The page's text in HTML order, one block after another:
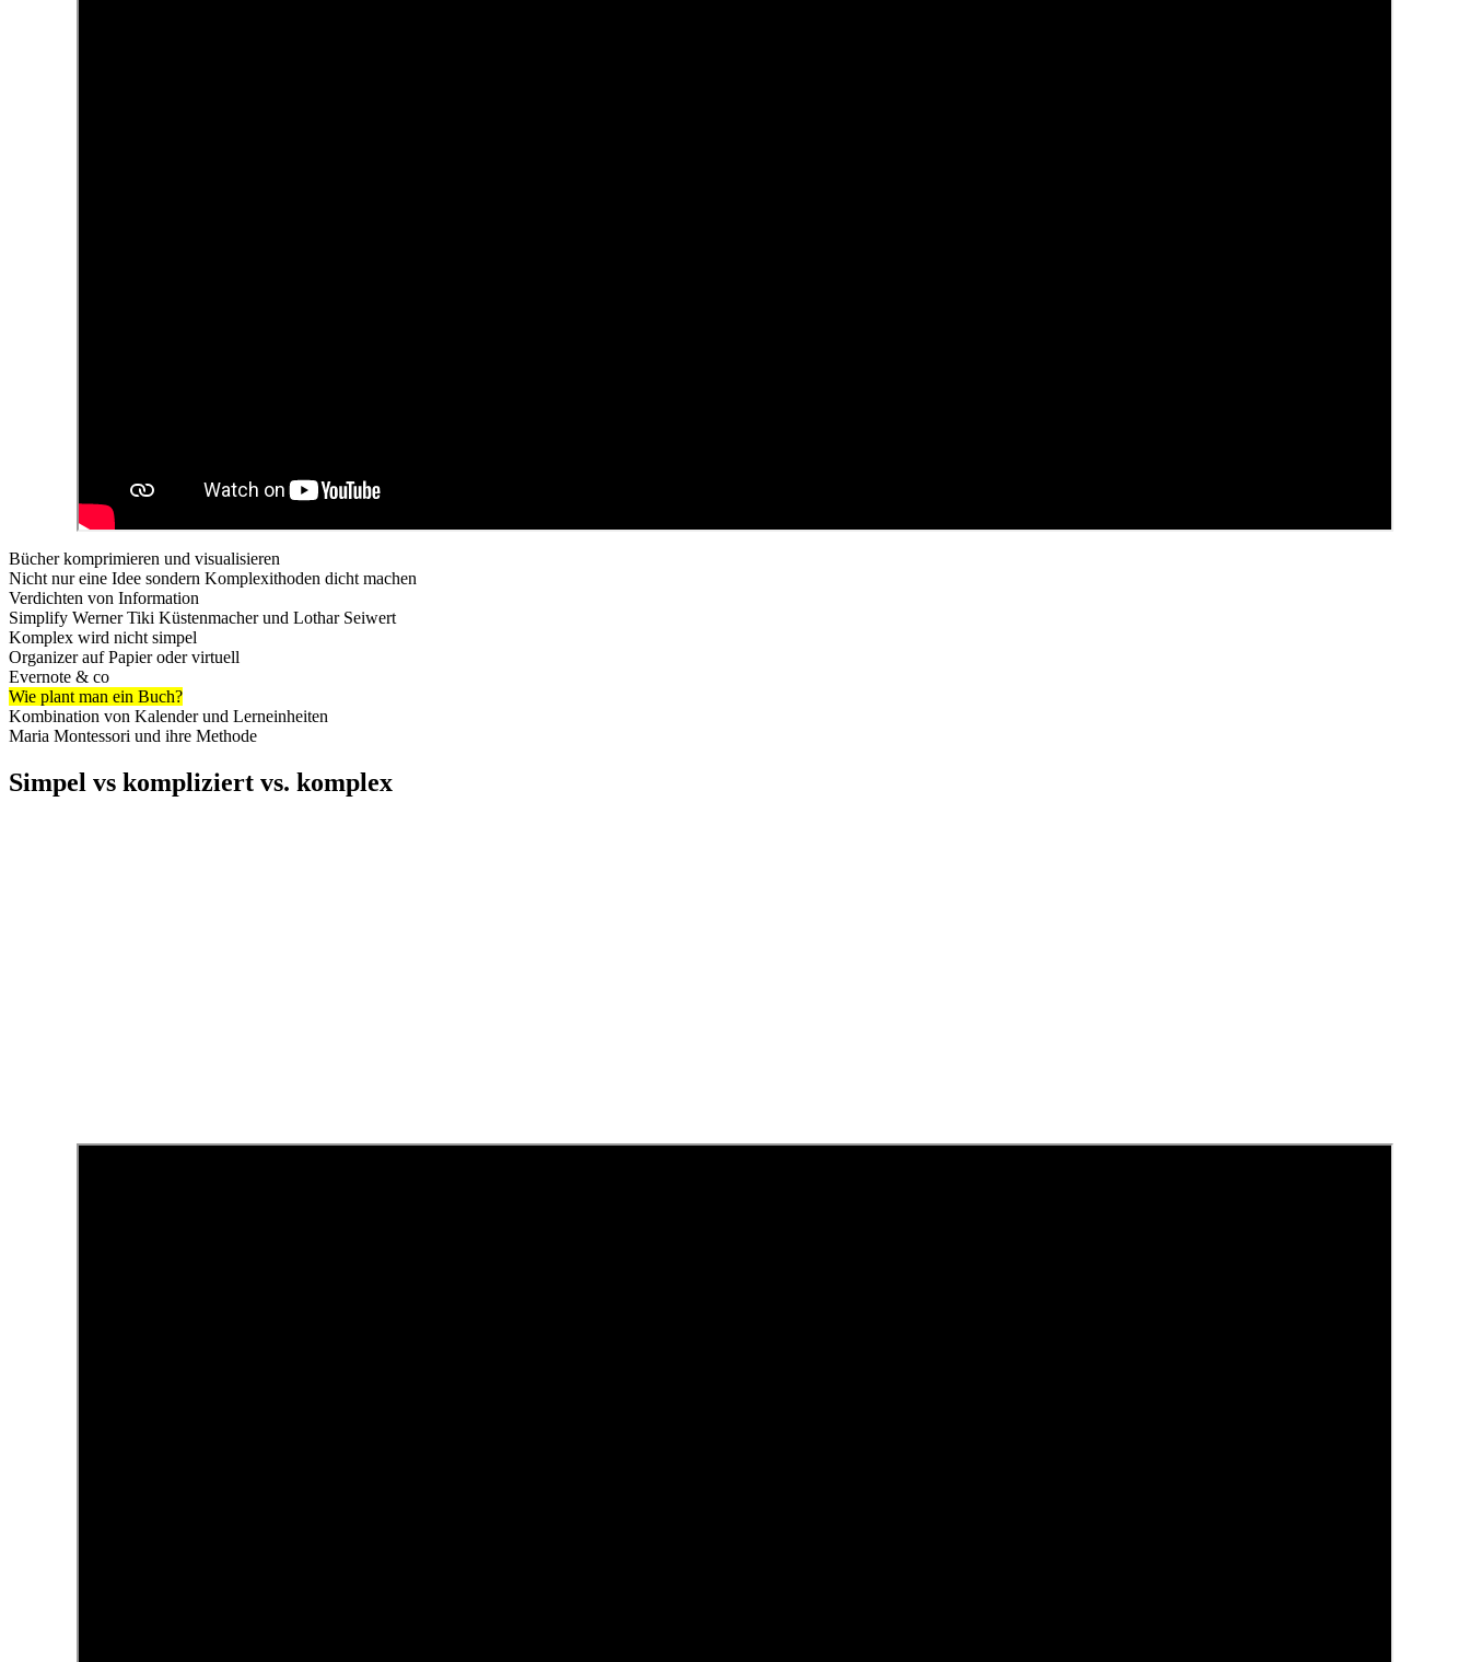
Bücher komprimieren und visualisieren
Nicht nur eine Idee sondern Komplexithoden dicht machen
Verdichten von Information
Simplify Werner Tiki Küstenmacher und Lothar Seiwert
Komplex wird nicht simpel
Organizer auf Papier oder virtuell
Evernote & co
Wie plant man ein Buch?
Kombination von Kalender und Lerneinheiten
Maria Montessori und ihre Methode
Simpel vs kompliziert vs. komplex